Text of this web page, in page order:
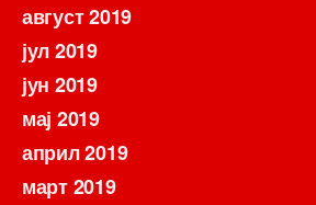
август 2019
јул 2019
јун 2019
мај 2019
април 2019
март 2019